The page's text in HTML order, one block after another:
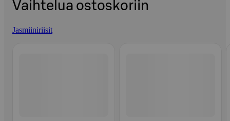
Vaihtelua ostoskoriin
Jasmiiniriisit